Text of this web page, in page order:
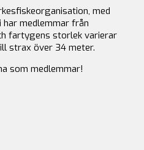
med
medlemmar från
fartygens storlek varierar
strax över 34 meter.
som medlemmar!